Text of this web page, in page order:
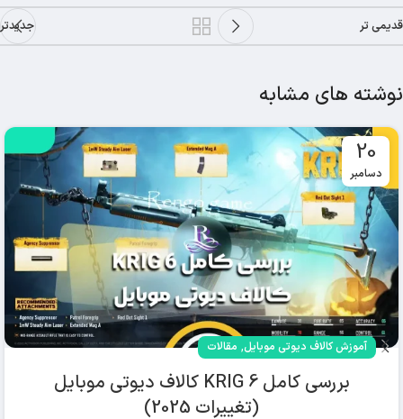
جدیدتر قدیمی تر
نوشته های مشابه
20
دسامبر
آموزش کالاف دیوتی موبایل, مقالات
بررسی کامل KRIG 6 کالاف دیوتی موبایل
(تغییرات 2025)